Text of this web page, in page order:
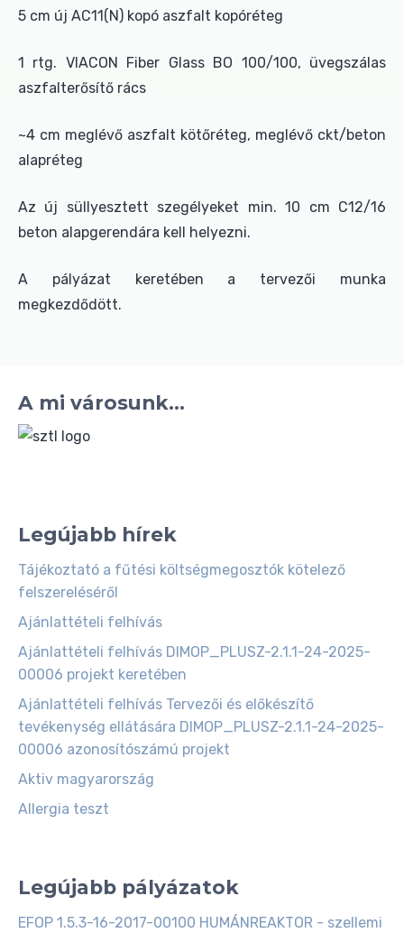
5 cm új AC11(N) kopó aszfalt kopóréteg
1 rtg. VIACON Fiber Glass BO 100/100, üvegszálas
aszfalterősítő rács
~4 cm meglévő aszfalt kötőréteg, meglévő ckt/beton
alapréteg
Az új süllyesztett szegélyeket min. 10 cm C12/16
beton alapgerendára kell helyezni.
A pályázat keretében a tervezői munka
megkezdődött.
A mi városunk...
Legújabb hírek
Tájékoztató a fűtési költségmegosztók kötelező
felszereléséről
Ajánlattételi felhívás
Ajánlattételi felhívás DIMOP_PLUSZ-2.1.1-24-2025-
00006 projekt keretében
Ajánlattételi felhívás Tervezői és előkészítő
tevékenység ellátására DIMOP_PLUSZ-2.1.1-24-2025-
00006 azonosítószámú projekt
Aktiv magyarország
Allergia teszt
Legújabb pályázatok
EFOP 1.5.3-16-2017-00100 HUMÁNREAKTOR - szellemi